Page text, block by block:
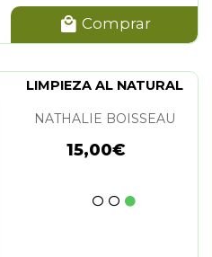
Comprar
LIMPIEZA AL NATURAL
NATHALIE BOISSEAU
15,00€